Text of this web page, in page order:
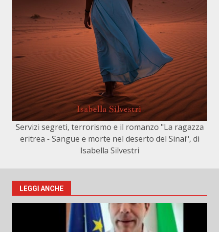
Servizi segreti, terrorismo e il romanzo "La ragazza
eritrea - Sangue e morte nel deserto del Sinai", di
Isabella Silvestri
LEGGI ANCHE